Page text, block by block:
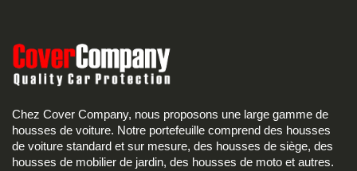
Chez Cover Company, nous proposons une large gamme de
housses de voiture. Notre portefeuille comprend des housses
de voiture standard et sur mesure, des housses de siège, des
housses de mobilier de jardin, des housses de moto et autres.